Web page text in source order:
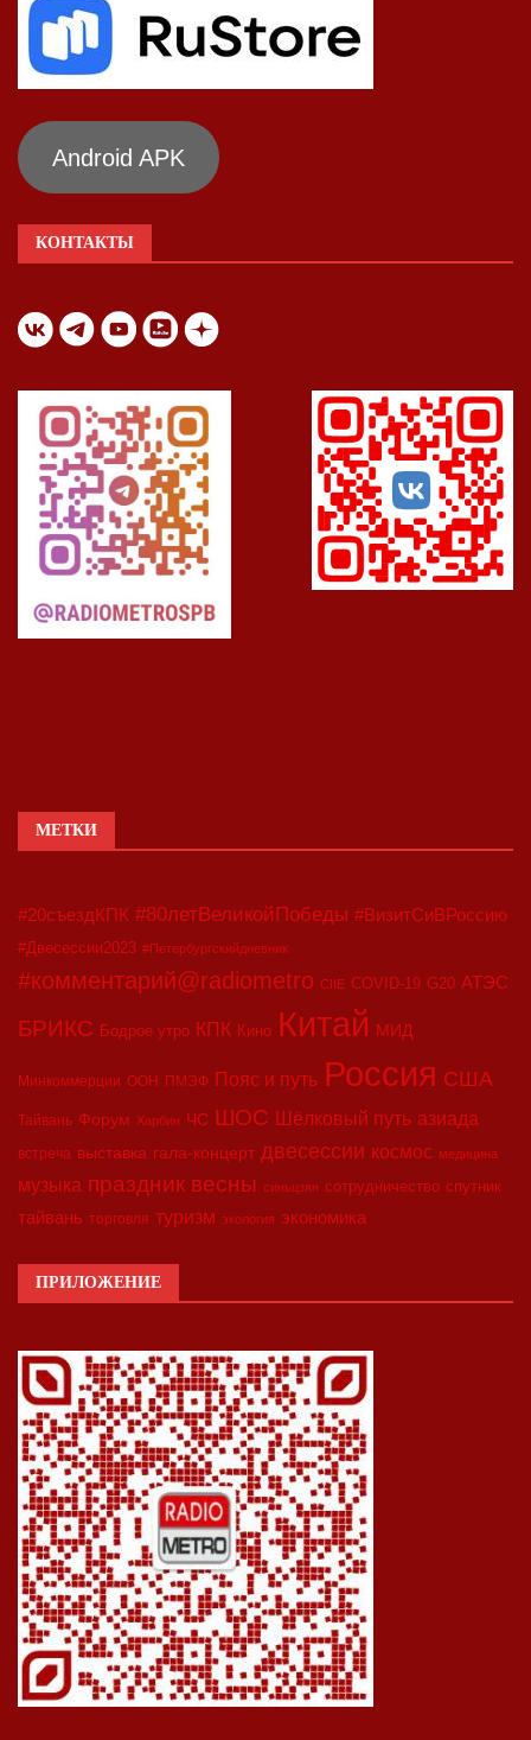
Android APK
КОНТАКТЫ
МЕТКИ
#20съездКПК #80летВеликойПобеды #ВизитСиВРоссию
#Двесессии2023 #Петербургскийдневник
#комментарий@radiometro CIIE COVID-19 G20 АТЭС
БРИКС Бодрое утро КПК Кино Китай МИД
Минкоммерции ООН ПМЭФ Пояс и путь Россия США
Тайвань Форум Харбин ЧС ШОС Шёлковый путь азиада
встреча выставка гала-концерт двесессии космос медицина
музыка праздник весны синьцзян сотрудничество спутник
тайвань торговля туризм экология экономика
ПРИЛОЖЕНИЕ